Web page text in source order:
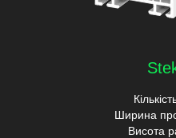
Ширина
Висота